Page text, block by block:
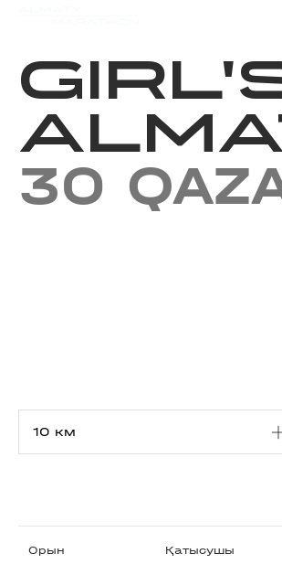
30
Орын Қатысушы